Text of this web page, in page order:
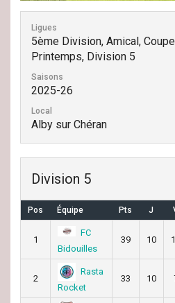
Ligues
5ème Division, Amical,
Printemps, Division 5
Saisons
2025-26
Local
Alby sur Chéran
Division 5
Pos Équipe Pts J
1
FC
Bidouilles
39 10
2
Rasta
Rocket
33 10